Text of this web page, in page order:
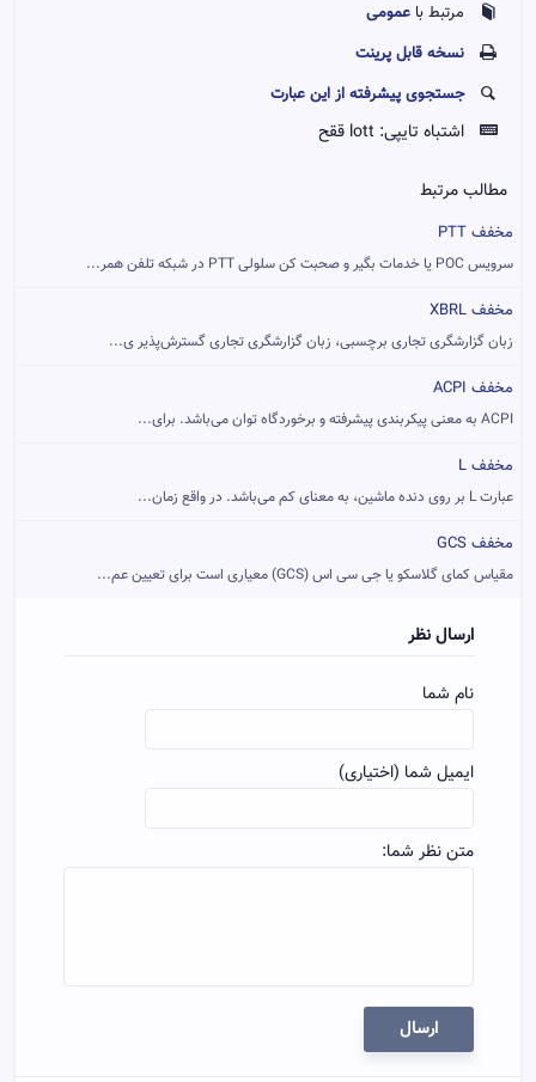
مرتبط باعمومی
نسخه قابل پرينت
جستجوی پیشرفته از این عبارت
اشتباه تایپی: lott ققح
مطالب مرتبط
مخفف PTT
سرویس POC یا خدمات بگیر و صحبت کن سلولی PTT در شبکه تلفن همر...
مخفف XBRL
زبان گزارشگری تجاری برچسبی، زبان گزارشگری تجاری گسترش‌پذیر ی...
مخفف ACPI
ACPI به معنی پیکربندی پیشرفته و برخوردگاه توان می‌باشد. برای...
مخفف L
عبارت L بر روی دنده ماشین، به معنای کم می‌باشد. در واقع زمان...
مخفف GCS
مقیاس کمای گلاسکو یا جی سی اس (GCS) معیاری است برای تعیین عم...
ارسال نظر
نام شما
ایمیل شما (اختیاری)
متن نظر شما:
ارسال